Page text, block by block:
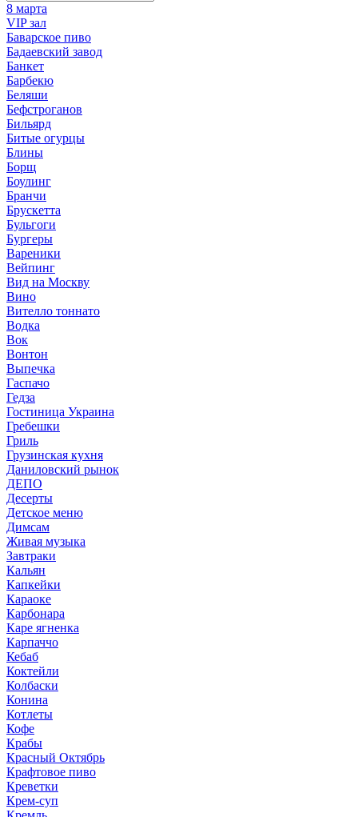
8 марта
VIP зал
Баварское пиво
Бадаевский завод
Банкет
Барбекю
Беляши
Бефстроганов
Бильярд
Битые огурцы
Блины
Борщ
Боулинг
Бранчи
Брускетта
Бульгоги
Бургеры
Вареники
Вейпинг
Вид на Москву
Вино
Вителло тоннато
Водка
Вок
Вонтон
Выпечка
Гаспачо
Гедза
Гостиница Украина
Гребешки
Гриль
Грузинская кухня
Даниловский рынок
ДЕПО
Десерты
Детское меню
Димсам
Живая музыка
Завтраки
Кальян
Капкейки
Караоке
Карбонара
Каре ягненка
Карпаччо
Кебаб
Коктейли
Колбаски
Конина
Котлеты
Кофе
Крабы
Красный Октябрь
Крафтовое пиво
Креветки
Крем-суп